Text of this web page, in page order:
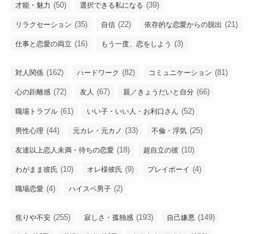
才能・魅力 (50) 選択できる私になる (39)
リラクセーション (35) 自信 (22) 依存的な恋愛からの脱出 (21)
仕事と恋愛の両立 (16) もう一度、恋をしよう (3)
対人関係 (162) ハードワーク (82) コミュニケーション (81)
心の距離感 (72) 友人 (67) 親／きょうだいと自分 (66)
職場トラブル (61) いい子・いい人・お利口さん (52)
男性心理 (44) 元カレ・元カノ (33) 不倫・浮気 (25)
友達以上恋人未満・待ちの恋愛 (18) 超自立の彼 (10)
わがまま彼氏 (10) オレ様彼氏 (9) プレイボーイ (4)
職場恋愛 (4) ハイスペ男子 (2)
焦りや不安 (255) 寂しさ・孤独感 (193) 自己嫌悪 (149)